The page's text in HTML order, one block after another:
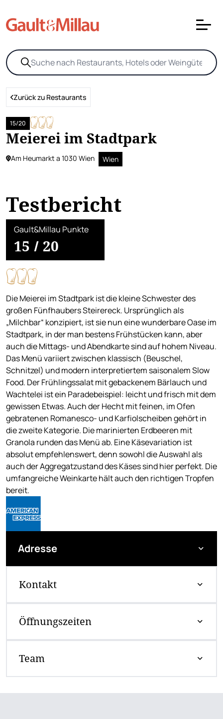
Zurück zu Restaurants
Meierei im Stadtpark
15/20
Am Heumarkt a 1030 Wien Wien
Testbericht
Gault&Millau Punkte
15 / 20
Die Meierei im Stadtpark ist die kleine Schwester des
großen Fünfhaubers Steirereck. Ursprünglich als
„Milchbar“ konzipiert, ist sie nun eine wunderbare Oase im
Stadtpark, in der man bestens Frühstücken kann, aber
auch die Mittags- und Abendkarte sind auf hohem Niveau.
Das Menü variiert zwischen klassisch (Beuschel,
Schnitzel) und modern interpretiertem saisonalem Slow
Food. Der Frühlingssalat mit gebackenem Bärlauch und
Wachtelei ist ein Paradebeispiel: leicht und frisch mit dem
gewissen Etwas. Auch der Hecht mit feinen, im Ofen
gebratenen Romanesco- und Karfiolscheiben gehört in
die zweite Kategorie. Die marinierten Erdbeeren mit
Granola runden das Menü ab. Eine Käsevariation ist
absolut empfehlenswert, denn sowohl die Auswahl als
auch der Aggregatzustand des Käses sind hier perfekt. Die
umfangreiche Weinkarte hält auch den richtigen Tropfen
bereit.
Adresse
Kontakt
Öffnungszeiten
Team